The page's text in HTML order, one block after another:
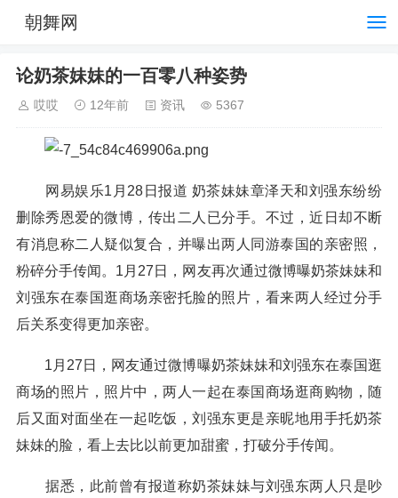
朝舞网
论奶茶妹妹的一百零八种姿势
哎哎 12年前 资讯 5367
网易娱乐1月28日报道 奶茶妹妹章泽天和刘强东纷纷
删除秀恩爱的微博，传出二人已分手。不过，近日却不断
有消息称二人疑似复合，并曝出两人同游泰国的亲密照，
粉碎分手传闻。1月27日，网友再次通过微博曝奶茶妹妹和
刘强东在泰国逛商场亲密托脸的照片，看来两人经过分手
后关系变得更加亲密。
1月27日，网友通过微博曝奶茶妹妹和刘强东在泰国逛
商场的照片，照片中，两人一起在泰国商场逛商购物，随
后又面对面坐在一起吃饭，刘强东更是亲昵地用手托奶茶
妹妹的脸，看上去比以前更加甜蜜，打破分手传闻。
据悉，此前曾有报道称奶茶妹妹与刘强东两人只是吵